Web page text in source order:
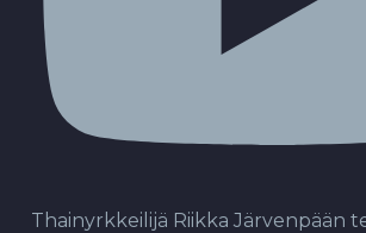
Thainyrkkeilijä Riikka Järvenpään